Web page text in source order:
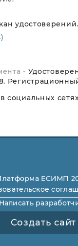
-
социальных
ЕСИМП
Написать
Создать сайт